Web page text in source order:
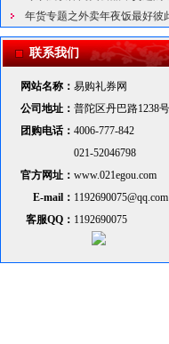
年货专题之外卖年夜饭最好彼
联系我们
网站名称：易购礼券网
公司地址：普陀区丹巴路1238
团购电话：4006-777-842
021-52046798
官方网址：www.021egou.com
E-mail： 1192690075@qq.com
客服QQ： 1192690075